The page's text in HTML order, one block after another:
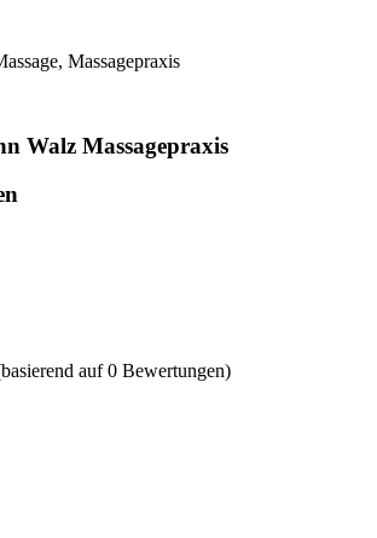
Massagepraxis
Walz Massagepraxis
auf 0 Bewertungen)